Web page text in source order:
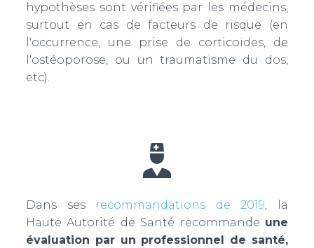
hypothèses sont vérifiées par les médecins,
surtout en cas de facteurs de risque (en
l'occurrence, une prise de corticoïdes, de
l'ostéoporose, ou un traumatisme du dos,
etc).
Dans ses recommandations de 2019, la
Haute Autorité de Santé recommande une
évaluation par un professionnel de santé,